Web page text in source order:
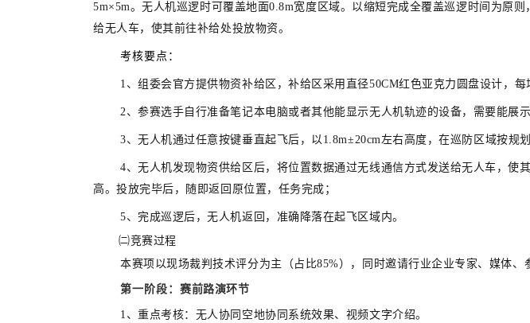
5m×5m。无人机巡逻时可覆盖地面0.8m宽度区域。以缩短完成全覆盖巡逻时间为原
给无人车，使其前往补给处投放物资。
考核要点：
1、组委会官方提供物资补给区，补给区采用直径50CM红色亚克力圆盘设计，
2、参赛选手自行准备笔记本电脑或者其他能显示无人机轨迹的设备，需要能展
3、无人机通过任意按键垂直起飞后，以1.8m±20cm左右高度，在巡防区域按规
4、无人机发现物资供给区后，将位置数据通过无线通信方式发送给无人车，
高。投放完毕后，随即返回原位置，任务完成；
5、完成巡逻后，无人机返回，准确降落在起飞区域内。
㈡竞赛过程
本赛项以现场裁判技术评分为主（占比85%），同时邀请行业企业专家、媒体、
第一阶段： 赛前路演环节
1、重点考核：无人协同空地协同系统效果、视频文字介绍。